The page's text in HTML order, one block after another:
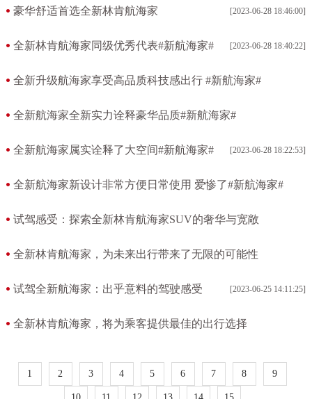
豪华舒适首选全新林肯航海家 [2023-06-28 18:46:00]
全新林肯航海家同级优秀代表#新航海家# [2023-06-28 18:40:22]
全新升级航海家享受高品质科技感出行 #新航海家#
全新航海家全新实力诠释豪华品质#新航海家#
全新航海家属实诠释了大空间#新航海家# [2023-06-28 18:22:53]
全新航海家新设计非常方便日常使用 爱惨了#新航海家#
试驾感受：探索全新林肯航海家SUV的奢华与宽敞
全新林肯航海家，为未来出行带来了无限的可能性
试驾全新航海家：出乎意料的驾驶感受 [2023-06-25 14:11:25]
全新林肯航海家，将为乘客提供最佳的出行选择
1 2 3 4 5 6 7 8 9